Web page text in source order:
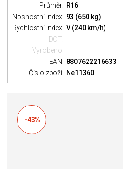
Průměr: R16
Nosnostní index: 93 (650 kg)
Rychlostní index: V (240 km/h)
DOT:
Vyrobeno:
EAN: 8807622216633
Číslo zboží: Ne11360
-43%